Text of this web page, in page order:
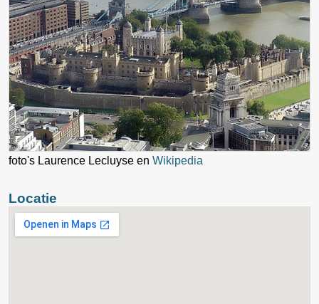
foto's Laurence Lecluyse en Wikipedia
Locatie